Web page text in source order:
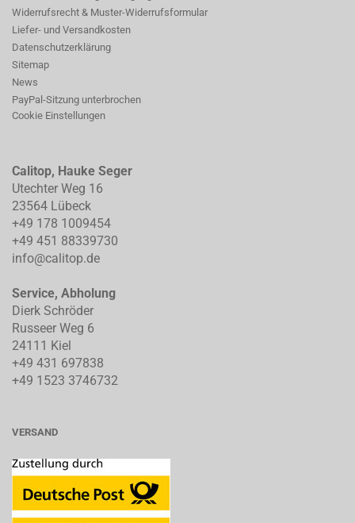
Widerrufsrecht & Muster-Widerrufsformular
Liefer- und Versandkosten
Datenschutzerklärung
Sitemap
News
PayPal-Sitzung unterbrochen
Cookie Einstellungen
Calitop, Hauke Seger
Utechter Weg 16
23564 Lübeck
+49 178 1009454
+49 451 88339730
info@calitop.de
Service, Abholung
Dierk Schröder
Russeer Weg 6
24111 Kiel
+49 431 697838
+49 1523 3746732
VERSAND